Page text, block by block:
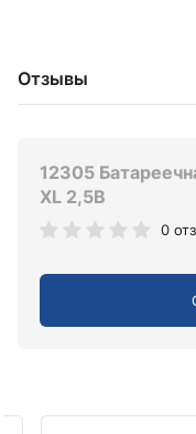
Отзывы
12305
XL 2,5В
0